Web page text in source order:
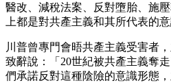
醫改、減稅法案、反對墮胎、施
上都是對共產主義和其所代表的意
川普曾專門會晤共產主義受害者
致辭說：「20世紀被共產主義奪
們承諾反對這種陰險的意識形態